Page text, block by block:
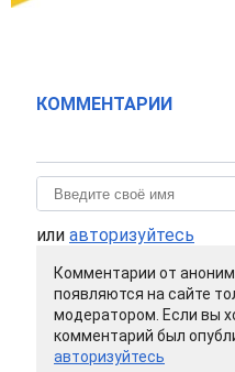
КОММЕНТАРИИ
или авторизуйтесь
Комментарии от
появляются на сайте
модератором. Если вы
комментарий был
авторизуйтесь